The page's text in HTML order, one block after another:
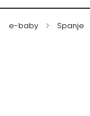
e-baby Spanje